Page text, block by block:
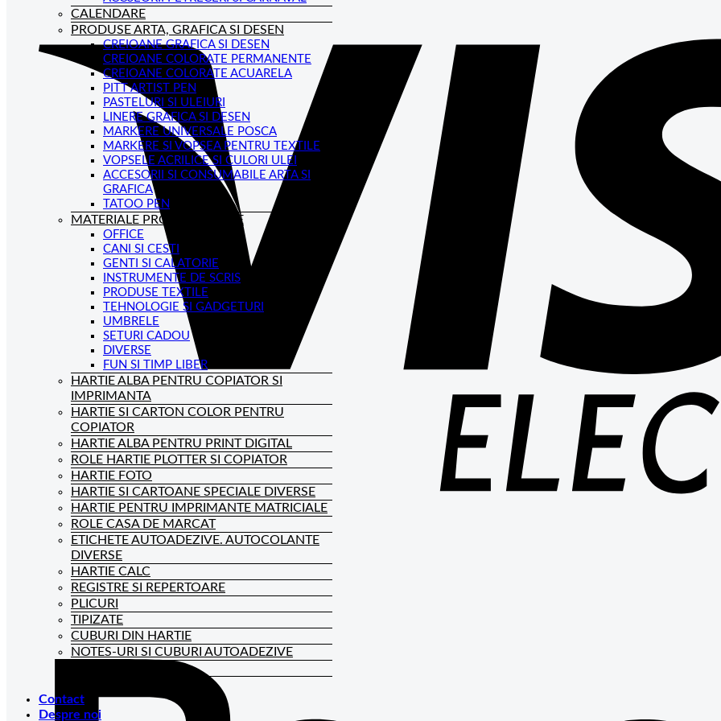
CALENDARE
PRODUSE ARTA, GRAFICA SI DESEN
CREIOANE GRAFICA SI DESEN
CREIOANE COLORATE PERMANENTE
CREIOANE COLORATE ACUARELA
PITT ARTIST PEN
PASTELURI SI ULEIURI
LINERE GRAFICA SI DESEN
MARKERE UNIVERSALE POSCA
MARKERE SI VOPSEA PENTRU TEXTILE
VOPSELE ACRILICE SI CULORI ULEI
ACCESORII SI CONSUMABILE ARTA SI
GRAFICA
TATOO PEN
MATERIALE PROMOTIONALE
OFFICE
CANI SI CESTI
GENTI SI CALATORIE
INSTRUMENTE DE SCRIS
PRODUSE TEXTILE
TEHNOLOGIE SI GADGETURI
UMBRELE
SETURI CADOU
DIVERSE
FUN SI TIMP LIBER
HARTIE ALBA PENTRU COPIATOR SI
IMPRIMANTA
HARTIE SI CARTON COLOR PENTRU
COPIATOR
HARTIE ALBA PENTRU PRINT DIGITAL
ROLE HARTIE PLOTTER SI COPIATOR
HARTIE FOTO
HARTIE SI CARTOANE SPECIALE DIVERSE
HARTIE PENTRU IMPRIMANTE MATRICIALE
ROLE CASA DE MARCAT
ETICHETE AUTOADEZIVE. AUTOCOLANTE
DIVERSE
HARTIE CALC
REGISTRE SI REPERTOARE
PLICURI
TIPIZATE
CUBURI DIN HARTIE
NOTES-URI SI CUBURI AUTOADEZIVE
Contact
Despre noi